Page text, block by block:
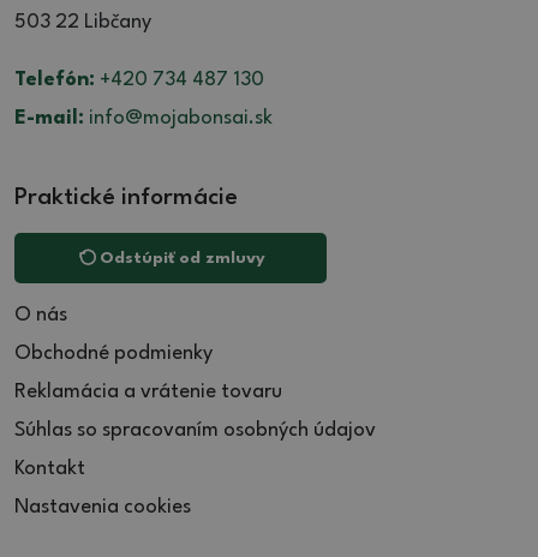
503 22 Libčany
Telefón: +420 734 487 130
E-mail: info@mojabonsai.sk
Praktické informácie
Odstúpiť od zmluvy
O nás
Obchodné podmienky
Reklamácia a vrátenie tovaru
Súhlas so spracovaním osobných údajov
Kontakt
Nastavenia cookies